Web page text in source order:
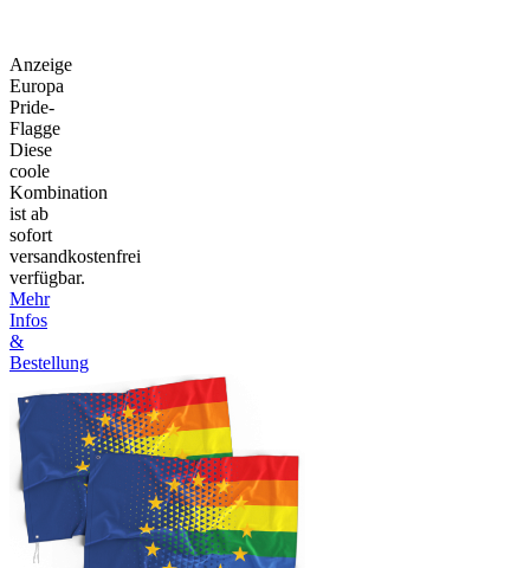
Anzeige
Europa
Pride-
Flagge
Diese
coole
Kombination
ist ab
sofort
versandkostenfrei
verfügbar.
Mehr
Infos
&
Bestellung